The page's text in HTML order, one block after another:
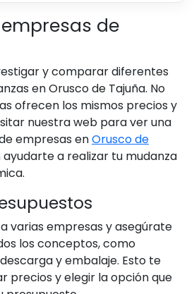
de
y comparar diferentes
en Orusco de Tajuña. No
ofrecen los mismos precios y
nuestra web para ver una
empresas enOrusco de
ayudarte a realizar tu mudanza
varias empresas y asegúrate
los conceptos, como
y embalaje. Esto te
precios y elegir la opción que